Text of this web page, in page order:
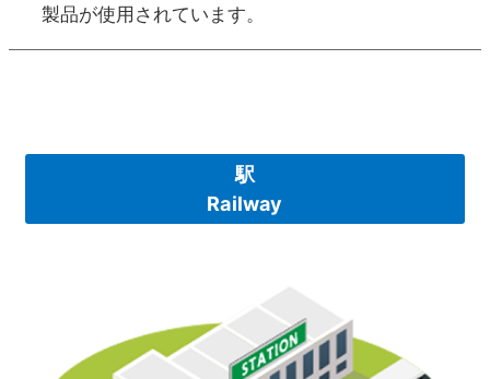
製品が使用されています。
駅
Railway